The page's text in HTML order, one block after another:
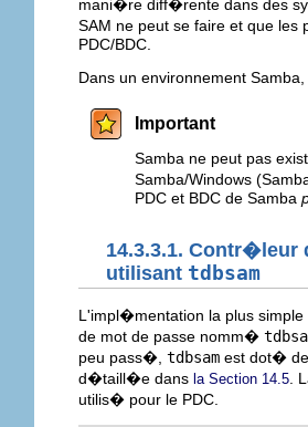
mani�re diff�rente dans des
SAM ne peut se faire et que
PDC/BDC.
Dans un environnement
Important
Samba ne peut pas
Samba/Windows
PDC et BDC de Samba
14.3.3.1. Contr�leur
utilisant tdbsam
L'impl�mentation la plus
de mot de passe nomm�
peu pass�, tdbsam est dot�
d�taill�e dans la Section 14.5 .
utilis� pour le PDC.